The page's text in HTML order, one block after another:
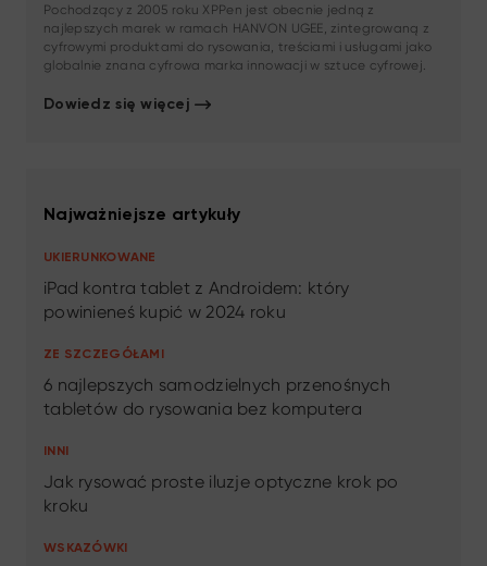
Pochodzący z 2005 roku XPPen jest obecnie jedną z
najlepszych marek w ramach HANVON UGEE, zintegrowaną z
cyfrowymi produktami do rysowania, treściami i usługami jako
globalnie znana cyfrowa marka innowacji w sztuce cyfrowej.
Dowiedz się więcej
Najważniejsze artykuły
UKIERUNKOWANE
iPad kontra tablet z Androidem: który
powinieneś kupić w 2024 roku
ZE SZCZEGÓŁAMI
6 najlepszych samodzielnych przenośnych
tabletów do rysowania bez komputera
INNI
Jak rysować proste iluzje optyczne krok po
kroku
WSKAZÓWKI